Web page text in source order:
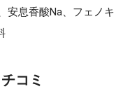
安息香酸Na、フェノキ
コミ